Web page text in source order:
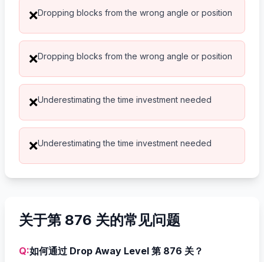
❌Dropping blocks from the wrong angle or position
❌Dropping blocks from the wrong angle or position
❌Underestimating the time investment needed
❌Underestimating the time investment needed
关于第 876 关的常见问题
Q:如何通过 Drop Away Level 第 876 关？